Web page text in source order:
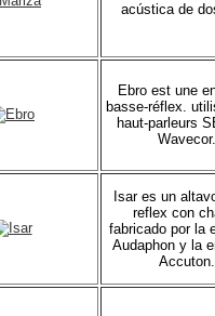
acústica de
Ebro est une
basse-réflex.
haut-parleurs
Wavecor.
Isar es un
reflex con
fabricado por la
Audaphon y la
Accuton.